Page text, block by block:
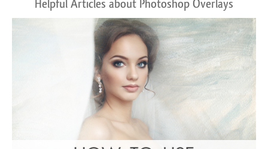
Helpful Articles about Photoshop Overlays